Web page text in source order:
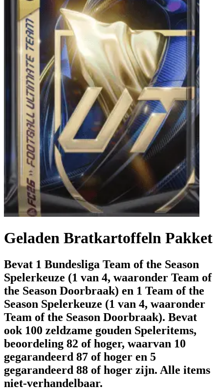
Geladen Bratkartoffeln Pakket
Bevat 1 Bundesliga Team of the Season
Spelerkeuze (1 van 4, waaronder Team of
the Season Doorbraak) en 1 Team of the
Season Spelerkeuze (1 van 4, waaronder
Team of the Season Doorbraak). Bevat
ook 100 zeldzame gouden Speleritems,
beoordeling 82 of hoger, waarvan 10
gegarandeerd 87 of hoger en 5
gegarandeerd 88 of hoger zijn. Alle items
niet-verhandelbaar.